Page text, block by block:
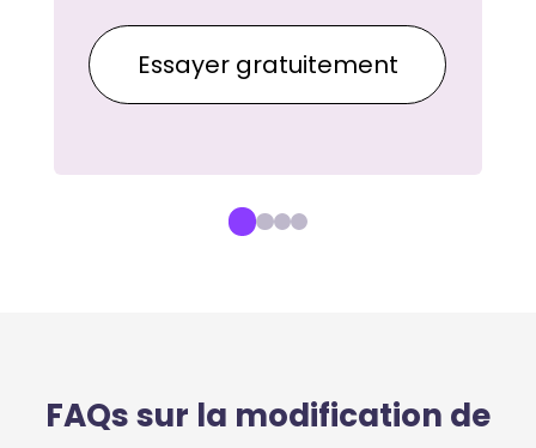
Essayer gratuitement
FAQs sur la modification de